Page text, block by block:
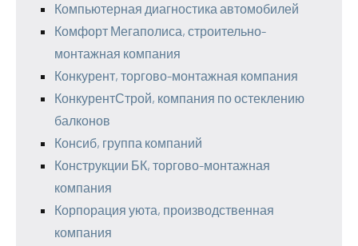
Компьютерная диагностика автомобилей
Комфорт Мегаполиса, строительно-
монтажная компания
Конкурент, торгово-монтажная компания
КонкурентСтрой, компания по остеклению
балконов
Консиб, группа компаний
Конструкции БК, торгово-монтажная
компания
Корпорация уюта, производственная
компания